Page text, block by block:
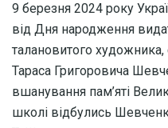
9 березня 2024 року
від Дня народження
талановитого художника,
Тараса Григоровича
вшанування пам’яті
школі відбулись